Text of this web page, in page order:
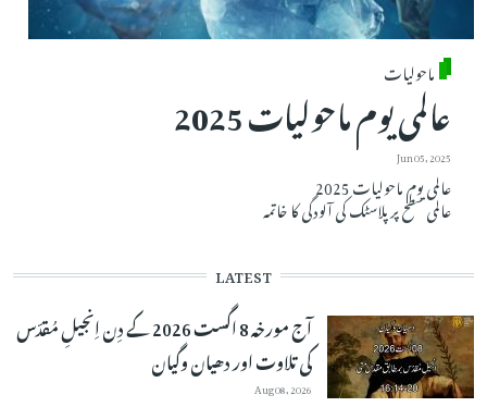
ماحولیات
عالمی یوم ماحولیات 2025
Jun 05, 2025
عالمی یوم ماحولیات 2025
عالمی سطح پرپلاسٹک کی آلودگی کا خاتمہ
LATEST
آج مورخہ 8 اگست 2026 کے دِن اِنجیلِ مُقدّس
کی تلاوت اور دھیان وگیان
Aug 08, 2026